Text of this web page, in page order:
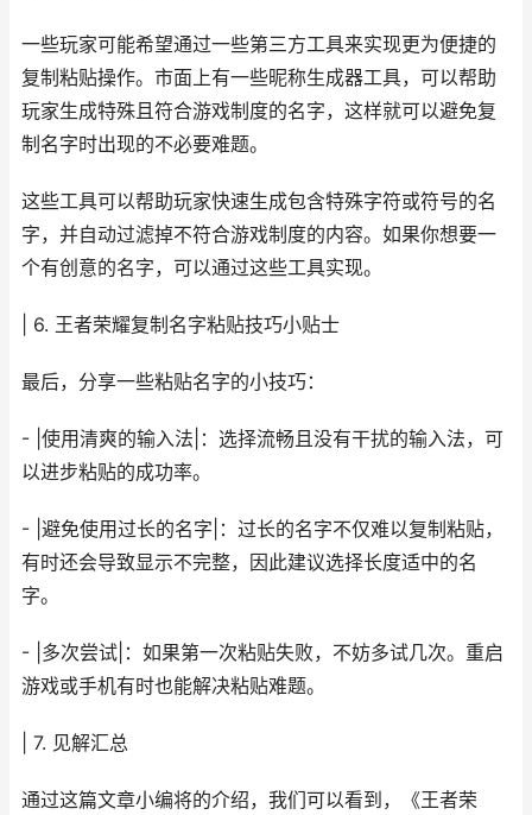
一些玩家可能希望通过一些第三方工具来实现更为便捷的
复制粘贴操作。市面上有一些昵称生成器工具，可以帮助
玩家生成特殊且符合游戏制度的名字，这样就可以避免复
制名字时出现的不必要难题。
这些工具可以帮助玩家快速生成包含特殊字符或符号的名
字，并自动过滤掉不符合游戏制度的内容。如果你想要一
个有创意的名字，可以通过这些工具实现。
| 6. 王者荣耀复制名字粘贴技巧小贴士
最后，分享一些粘贴名字的小技巧：
- |使用清爽的输入法|：选择流畅且没有干扰的输入法，可
以进步粘贴的成功率。
- |避免使用过长的名字|：过长的名字不仅难以复制粘贴，
有时还会导致显示不完整，因此建议选择长度适中的名
字。
- |多次尝试|：如果第一次粘贴失败，不妨多试几次。重启
游戏或手机有时也能解决粘贴难题。
| 7. 见解汇总
通过这篇文章小编将的介绍，我们可以看到，《王者荣